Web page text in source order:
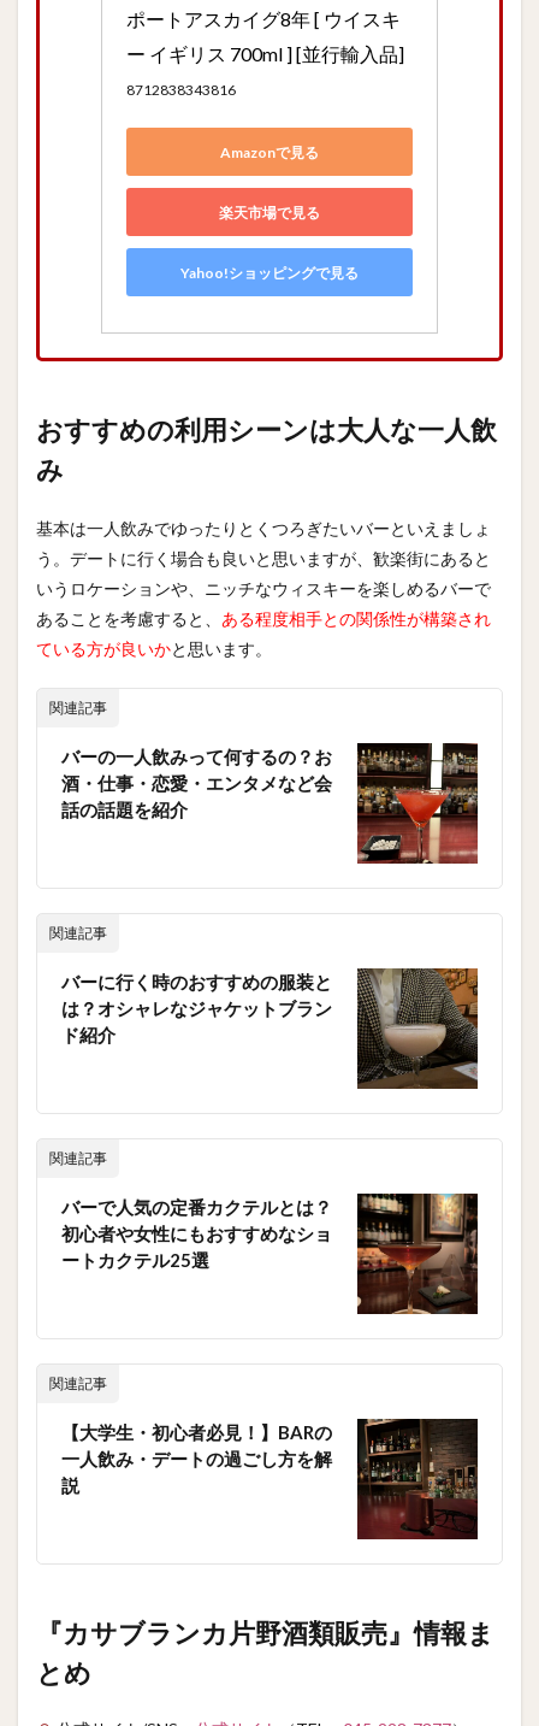
ポートアスカイグ8年 [ ウイスキ
ー イギリス 700ml ] [並行輸入品]
8712838343816
Amazonで見る
楽天市場で見る
Yahoo!ショッピングで見る
おすすめの利用シーンは大人な一人飲
み
基本は一人飲みでゆったりとくつろぎたいバーといえましょ
う。デートに行く場合も良いと思いますが、歓楽街にあると
いうロケーションや、ニッチなウィスキーを楽しめるバーで
あることを考慮すると、 ある程度相手との関係性が構築され
ている方が良いかと思います。
関連記事
バーの一人飲みって何するの？お
酒・仕事・恋愛・エンタメなど会
話の話題を紹介
関連記事
バーに行く時のおすすめの服装と
は？オシャレなジャケットブラン
ド紹介
関連記事
バーで人気の定番カクテルとは？
初心者や女性にもおすすめなショ
ートカクテル25選
関連記事
【大学生・初心者必見！】BARの
一人飲み・デートの過ごし方を解
説
『カサブランカ片野酒類販売』情報ま
とめ